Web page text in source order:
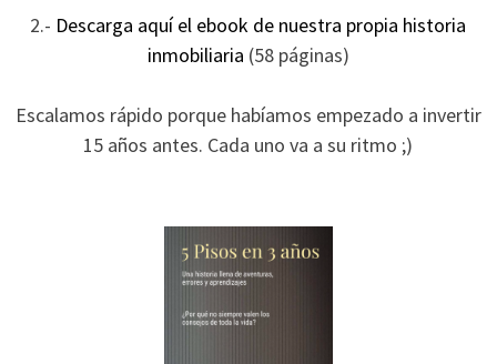
2.- Descarga aquí el ebook de nuestra propia historia
inmobiliaria (58 páginas)
Escalamos rápido porque habíamos empezado a invertir
15 años antes. Cada uno va a su ritmo ;)